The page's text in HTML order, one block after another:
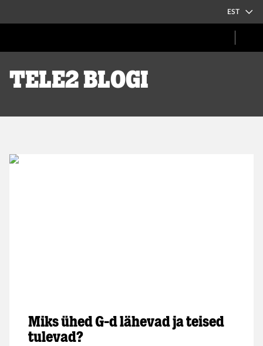
EST
Tele2 blogi
Miks ühed G-d lähevad ja teised
tulevad?